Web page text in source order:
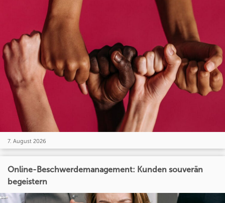
7. August 2026
Online-Beschwerdemanagement: Kunden souverän
begeistern